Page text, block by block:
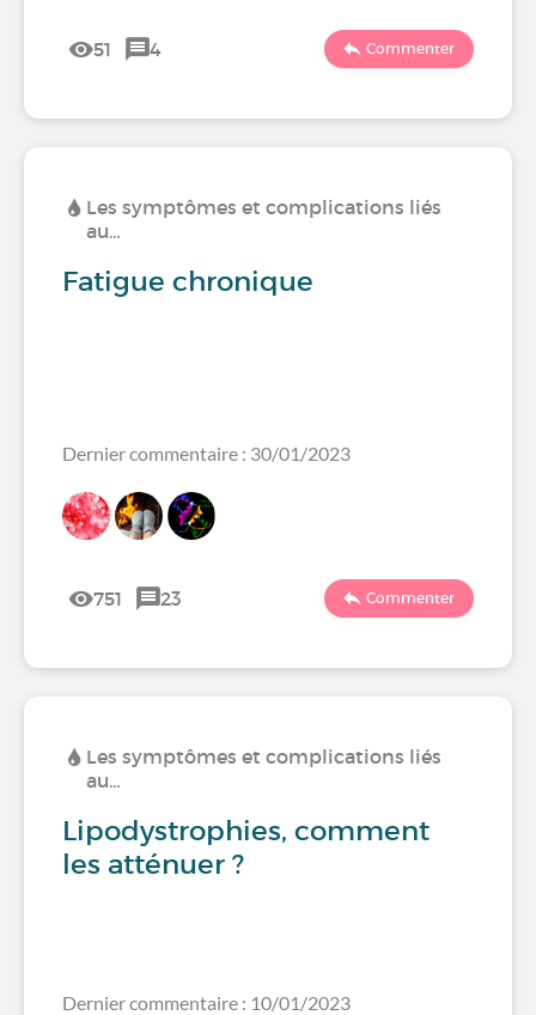
51 4 Commenter
Les symptômes et complications liés
au…
Fatigue chronique
Dernier commentaire : 30/01/2023
751 23 Commenter
Les symptômes et complications liés
au…
Lipodystrophies, comment
les atténuer ?
Dernier commentaire : 10/01/2023